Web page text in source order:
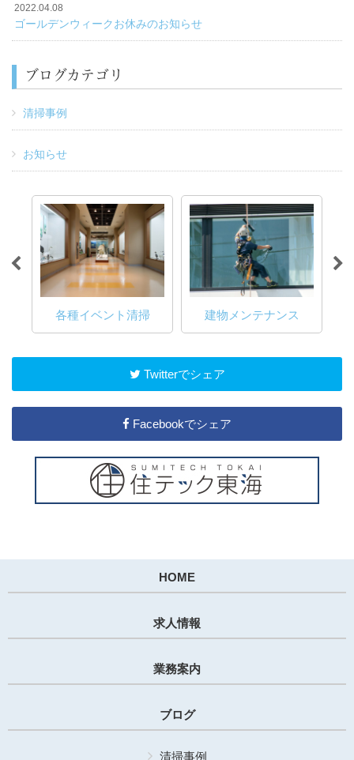
2022.04.08
ゴールデンウィークお休みのお知らせ
ブログカテゴリ
清掃事例
お知らせ
各種イベント清掃 建物メンテナンス
Twitterでシェア
Facebookでシェア
HOME
求人情報
業務案内
ブログ
清掃事例